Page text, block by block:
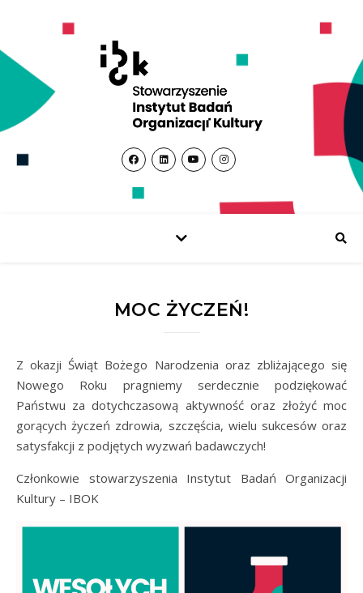
MOC ŻYCZEŃ!
Z okazji Świąt Bożego Narodzenia oraz zbliżającego się
Nowego Roku pragniemy serdecznie podziękować
Państwu za dotychczasową aktywność oraz złożyć moc
gorących życzeń zdrowia, szczęścia, wielu sukcesów oraz
satysfakcji z podjętych wyzwań badawczych!
Członkowie stowarzyszenia Instytut Badań Organizacji
Kultury – IBOK